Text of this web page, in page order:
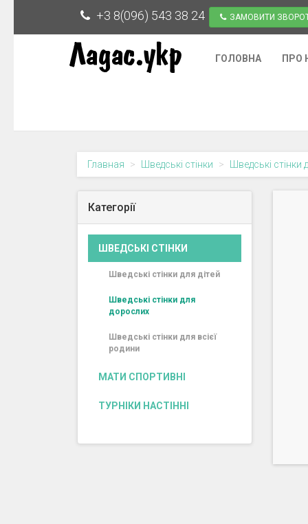
+3 8(096) 543 38 24 ЗАМОВИТИ
ГОЛОВНА ПРО
Главная Шведські стінки Шведські стінки
Категорії
ШВЕДСЬКІ СТІНКИ
Шведські стінки для дітей
Шведські стінки для
дорослих
Шведські стінки для всієї
родини
МАТИ СПОРТИВНІ
ТУРНІКИ НАСТІННІ